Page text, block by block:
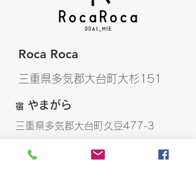
Roca Roca
三重県多気郡大台町大杉151
宿 やまがら
三重県多気郡大台町久豆477-3
おおるり